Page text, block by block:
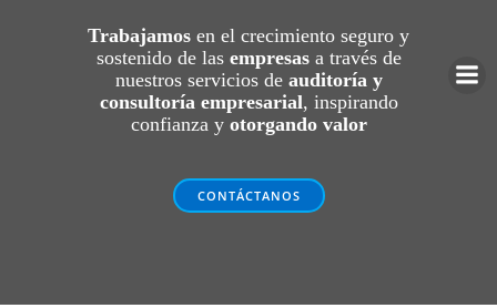
al
contenido
Trabajamos en el crecimiento seguro y
sostenido de las empresas a través de
nuestros servicios de auditoría y
consultoría empresarial, inspirando
confianza y otorgando valor
CONTÁCTANOS